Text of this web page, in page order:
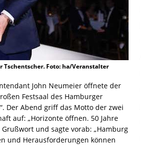
Foto: ha/Veranstalter
John Neumeier öffnete der
Festsaal des Hamburger
Der Abend griff das Motto der zwei
auf: „Horizonte öffnen. 50 Jahre
und sagte vorab: „Hamburg
und Herausforderungen können